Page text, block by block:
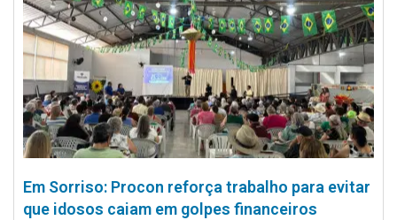
Em Sorriso: Procon reforça trabalho para evitar
que idosos caiam em golpes financeiros